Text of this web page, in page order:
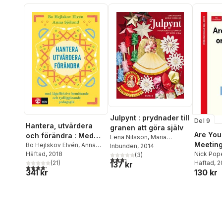
Hantera, utvärdera
och förändra : Med
lågaffektivt
bemötande och
tydliggöra
Bo Hejlskov Elvén, Anna
Sjölund
Häftad, 2018
4,2utav 5 stjärnor. Totalt antal röster:
(21)
341 kr
Julpynt : prydnader till
granen att göra själv
Lena Nilsson, Maria
Svedberg
Inbunden, 2014
3,3utav 5 stjärnor. Totalt antal röster:
(3)
137 kr
Del 9
Are
Nick
Häftad,
130 kr